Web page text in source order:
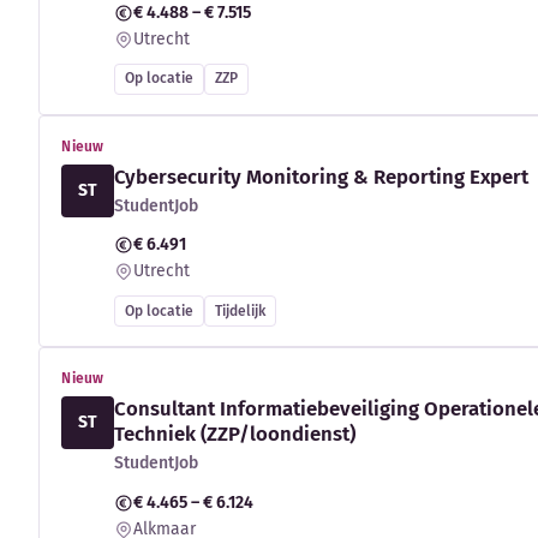
€ 4.488 – € 7.515
Utrecht
Op locatie ZZP
Nieuw
ST
Cybersecurity Monitoring & Reporting Expert
StudentJob
€ 6.491
Utrecht
Op locatie Tijdelijk
Nieuw
ST
Consultant Informatiebeveiliging
Techniek (ZZP/loondienst)
StudentJob
€ 4.465 – € 6.124
Alkmaar